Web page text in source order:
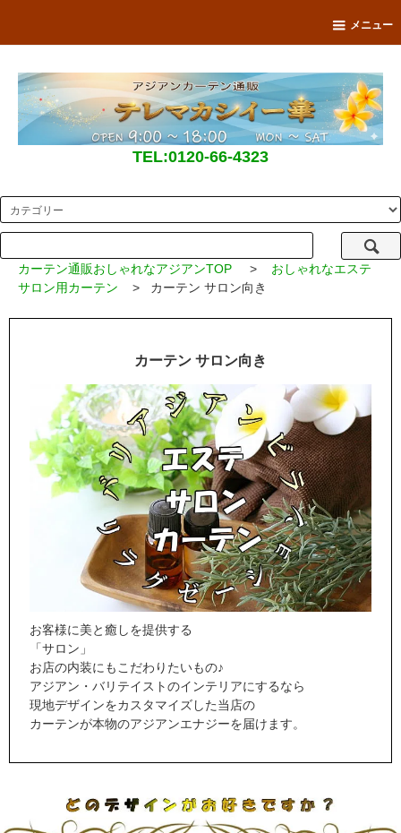
メニュー
TEL:0120-66-4323
カーテン通販おしゃれなアジアンTOP > おしゃれなエステ
サロン用カーテン > カーテン サロン向き
カーテン サロン向き
お客様に美と癒しを提供する
「サロン」
お店の内装にもこだわりたいもの♪
アジアン・バリテイストのインテリアにするなら
現地デザインをカスタマイズした当店の
カーテンが本物のアジアンエナジーを届けます。